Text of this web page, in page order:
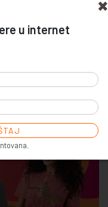
u internet
+381 (0)11 7856 156
& E-MARKETING